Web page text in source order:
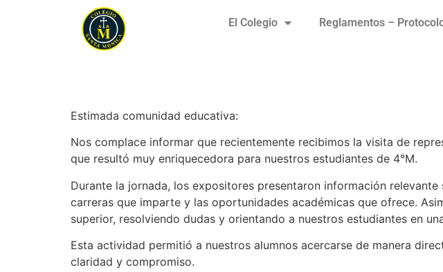
El Colegio Reglamentos –
Estimada comunidad educativa:
Nos complace informar que recientemente recibimos la visita de
que resultó muy enriquecedora para nuestros estudiantes de 4°M.
Durante la jornada, los expositores presentaron información
carreras que imparte y las oportunidades académicas que ofrece.
superior, resolviendo dudas y orientando a nuestros estudiantes en
Esta actividad permitió a nuestros alumnos acercarse de manera
claridad y compromiso.